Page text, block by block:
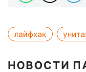
лайфхак
НОВОСТИ